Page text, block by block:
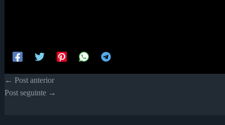
← Post anterior
Post seguinte →